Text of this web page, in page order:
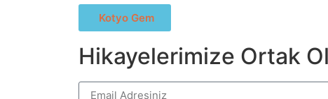
Kotyo Gem
Hikayelerimize Ortak